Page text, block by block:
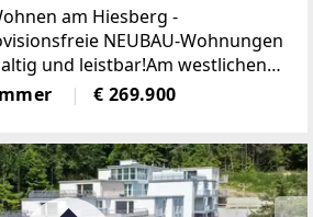
am Hiesberg -
NEUBAU-Wohnungen
und leistbar!Am westlichen
Marktgemeinde
von grünen Hügeln und
€ 269.900